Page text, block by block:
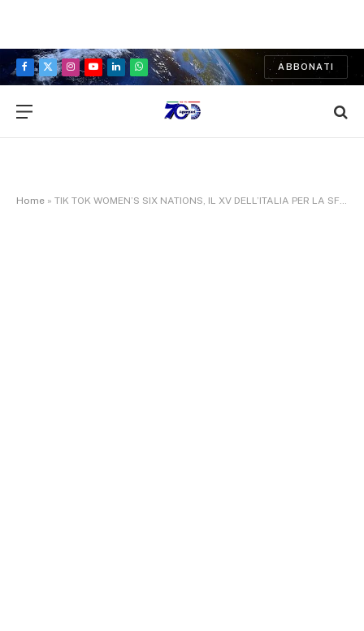
Facebook
X
Instagram
YouTubeLinkedInWhatsApp
ABBONATI
Home » TIK TOK WOMEN’S SIX NATIONS, IL XV DELL’ITALIA PER LA SFIDA ALL’IRLANDA